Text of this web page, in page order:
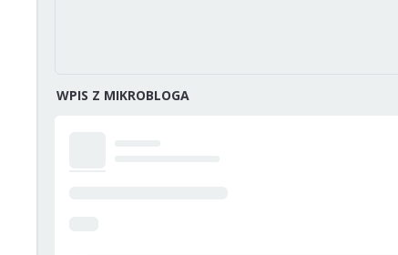
WPIS Z MIKROBLOGA